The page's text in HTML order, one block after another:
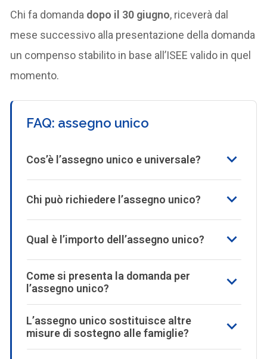
Chi fa domanda dopo il 30 giugno, riceverà dal
mese successivo alla presentazione della domanda
un compenso stabilito in base all’ISEE valido in quel
momento.
FAQ: assegno unico
Cos’è l’assegno unico e universale?
Chi può richiedere l’assegno unico?
Qual è l’importo dell’assegno unico?
Come si presenta la domanda per
l’assegno unico?
L’assegno unico sostituisce altre
misure di sostegno alle famiglie?